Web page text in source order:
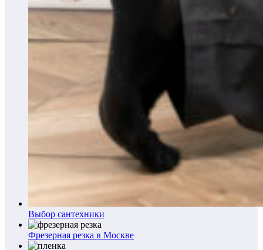
Выбор сантехники
Фрезерная резка в Москве